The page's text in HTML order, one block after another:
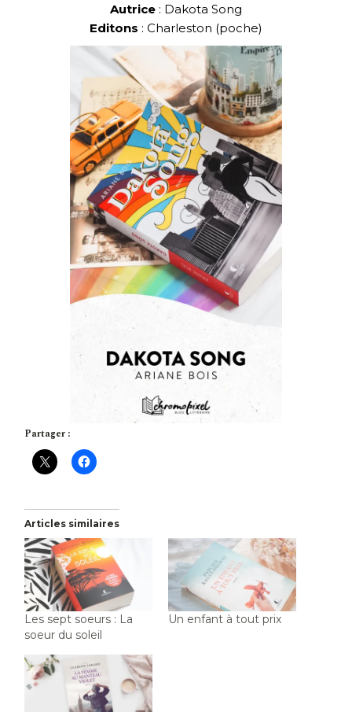
Autrice : Dakota Song
Editons : Charleston (poche)
Partager :
Articles similaires
Les sept soeurs : La
soeur du soleil
Un enfant à tout prix